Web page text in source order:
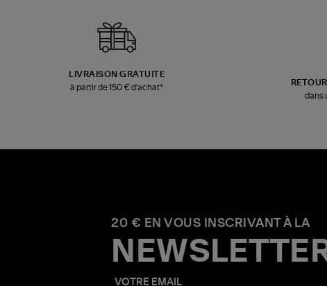
LIVRAISON GRATUITE
à partir de 150 € d'achat*
dans
20 € EN VOUS INSCRIVANT À LA